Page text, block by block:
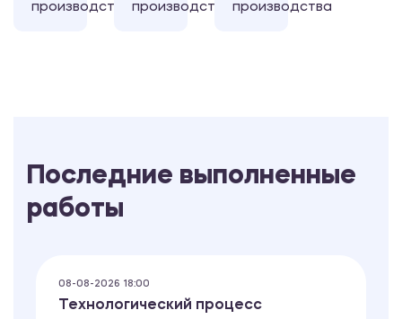
производства производства производства
Последние выполненные
работы
08-08-2026 18:00
Технологический процесс